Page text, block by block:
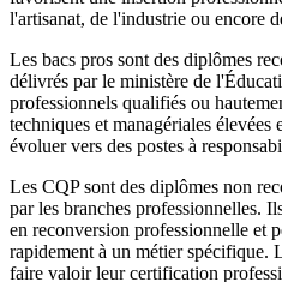
l'artisanat, de l'industrie ou encore
Les bacs pros sont des diplômes
délivrés par le ministère de
professionnels qualifiés ou
techniques et managériales
évoluer vers des postes à
Les CQP sont des diplômes non
par les branches professionnelles.
en reconversion professionnelle et
rapidement à un métier spécifique.
faire valoir leur certification